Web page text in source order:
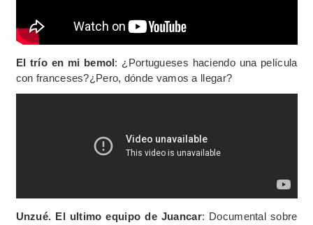
El trío en mi bemol: ¿Portugueses haciendo una película
con franceses?¿Pero, dónde vamos a llegar?
Unzué. El ultimo equipo de Juancar: Documental sobre